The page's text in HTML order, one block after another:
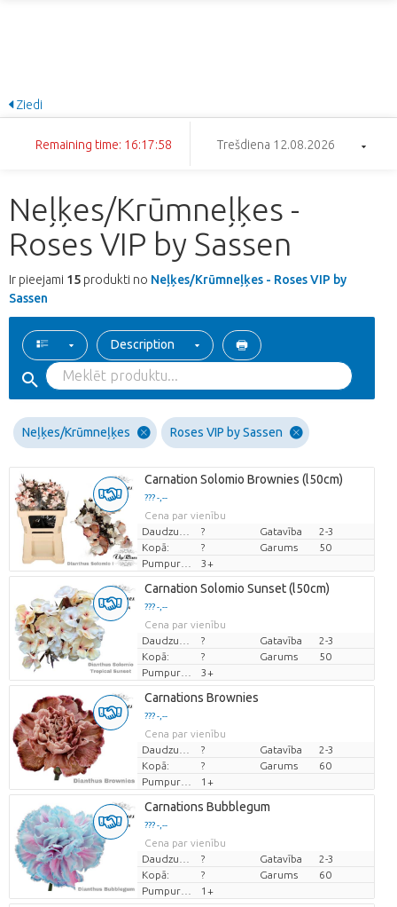
Ziedi
Remaining time: 16:17:58 Trešdiena 12.08.2026
Neļķes/Krūmneļķes -
Roses VIP by Sassen
Ir pieejami 15 produkti no Neļķes/Krūmneļķes - Roses VIP by
Sassen
Description
Neļķes/Krūmneļķes Roses VIP by Sassen
Carnation Solomio Brownies (l50cm)
??? -,--
Cena par vienību
? Gatavība
2-3
Kopā:
? Garums
50
Pumpuru skaits
3+
Carnation Solomio Sunset (l50cm)
??? -,--
Cena par vienību
? Gatavība
2-3
Kopā:
? Garums
50
Pumpuru skaits
3+
Carnations Brownies
??? -,--
Cena par vienību
? Gatavība
2-3
Kopā:
? Garums
60
Pumpuru skaits
1+
Carnations Bubblegum
??? -,--
Cena par vienību
? Gatavība
2-3
Kopā:
? Garums
60
Pumpuru skaits
1+